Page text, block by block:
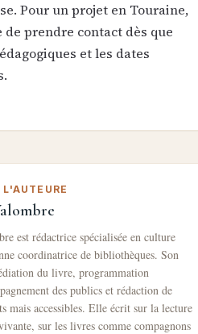
Pour un projet en Touraine,
prendre contact dès que
et les dates
L'AUTEURE
est rédactrice spécialisée en culture
coordinatrice de bibliothèques. Son
du livre, programmation
des publics et rédaction de
mais accessibles. Elle écrit sur la lecture
sur les livres comme compagnons